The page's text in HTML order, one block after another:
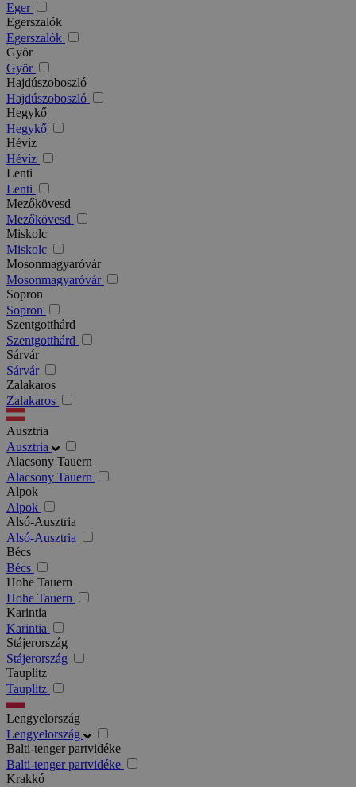
Eger
Egerszalók
Egerszalók
Györ
Györ
Hajdúszoboszló
Hajdúszoboszló
Hegykő
Hegykő
Hévíz
Hévíz
Lenti
Lenti
Mezőkövesd
Mezőkövesd
Miskolc
Miskolc
Mosonmagyaróvár
Mosonmagyaróvár
Sopron
Sopron
Szentgotthárd
Szentgotthárd
Sárvár
Sárvár
Zalakaros
Zalakaros
Ausztria
Ausztria
Alacsony Tauern
Alacsony Tauern
Alpok
Alpok
Alsó-Ausztria
Alsó-Ausztria
Bécs
Bécs
Hohe Tauern
Hohe Tauern
Karintia
Karintia
Stájerország
Stájerország
Tauplitz
Tauplitz
Lengyelország
Lengyelország
Balti-tenger partvidéke
Balti-tenger partvidéke
Krakkó